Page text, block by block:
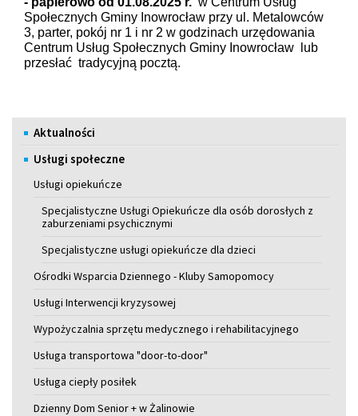
Społecznych Gminy Inowrocław przy ul. Metalowców
3, parter, pokój nr 1 i nr 2 w godzinach urzędowania
Centrum Usług Społecznych Gminy Inowrocław lub
przesłać tradycyjną pocztą.
Menu
Aktualności
Usługi społeczne
Usługi opiekuńcze
Specjalistyczne Usługi Opiekuńcze dla osób dorosłych z
zaburzeniami psychicznymi
Specjalistyczne usługi opiekuńcze dla dzieci
Ośrodki Wsparcia Dziennego - Kluby Samopomocy
Usługi Interwencji kryzysowej
Wypożyczalnia sprzętu medycznego i rehabilitacyjnego
Usługa transportowa "door-to-door"
Usługa ciepły posiłek
Dzienny Dom Senior + w Żalinowie